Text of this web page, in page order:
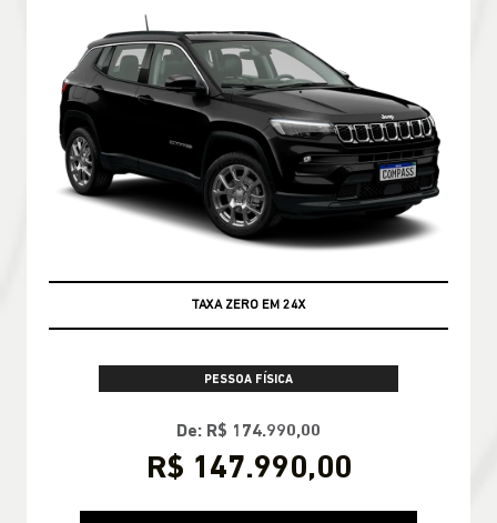
TAXA ZERO EM 24X
PESSOA FÍSICA
De: R$ 174.990,00
R$ 147.990,00